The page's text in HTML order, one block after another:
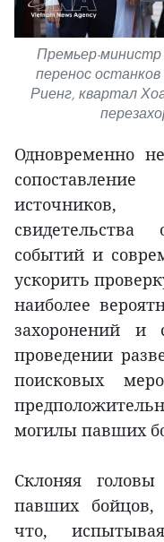
Премьер-
перенос
Риенг, квартал
Одновременно
источников,
свидетельства
событий и
ускорить
наиболее
захоронений и
проведении
поисковых
могилы павших
Склоняя
павших бойцов,
что,